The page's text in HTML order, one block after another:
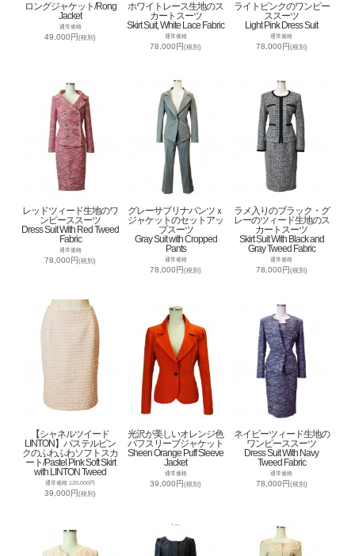
ロングジャケット/Rong
Jacket
通常価格
49,000円(税別)
ホワイトレース生地のス
カートスーツ
Skirt Suit, White Lace Fabric
通常価格
78,000円(税別)
ライトピンクのワンピー
ススーツ
Light Pink Dress Suit
通常価格
78,000円 (税別)
レッドツィード生地のワ
ンピーススーツ
Dress Suit With Red Tweed
Fabric
通常価格
78,000円(税別)
グレーサブリナパンツｘ
ジャケットのセットアッ
プスーツ
Gray Suit with Cropped
Pants
通常価格
78,000円(税別)
ラメ入りのブラック・グ
レーのツィード生地のス
カートスーツ
Skirt Suit With Black and
Gray Tweed Fabric
通常価格
78,000円(税別)
【シャネルツイード
LINTON】パステルピン
クのふわふわソフトスカ
ート/Pastel Pink Soft Skirt
with LINTON Tweed
通常価格 120,000円
39,000円(税別)
光沢が美しいオレンジ色
パフスリーブジャケット
Sheen Orange Puff Sleeve
Jacket
通常価格
39,000円(税別)
ネイビーツィード生地の
ワンピーススーツ
Dress Suit With Navy
Tweed Fabric
通常価格
78,000円(税別)